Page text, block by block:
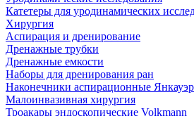
Катетеры для уродинамических
Хирургия
Аспирация и дренирование
Дренажные трубки
Дренажные емкости
Наборы для дренирования ран
Наконечники аспирационные
Малоинвазивная хирургия
Троакары эндоскопические Volkmann